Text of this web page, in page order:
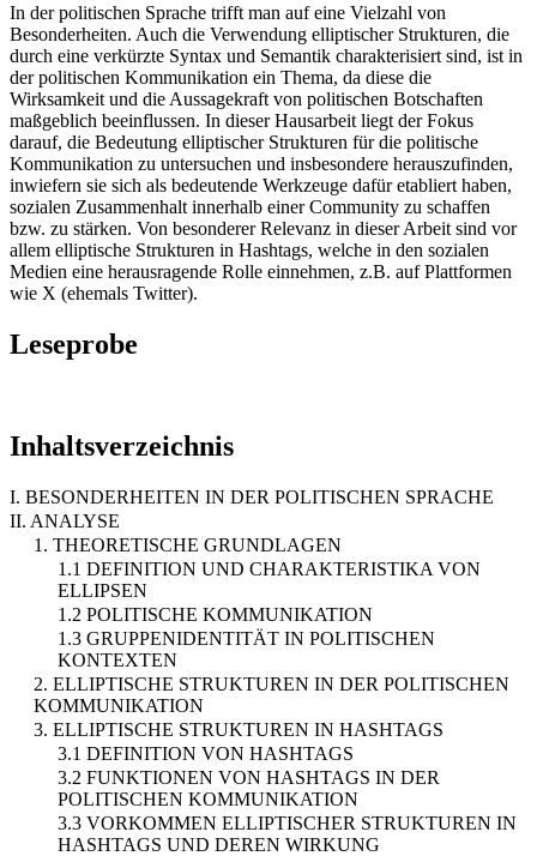
In der politischen Sprache trifft man auf eine Vielzahl von
Besonderheiten. Auch die Verwendung elliptischer Strukturen, die
durch eine verkürzte Syntax und Semantik charakterisiert sind, ist in
der politischen Kommunikation ein Thema, da diese die
Wirksamkeit und die Aussagekraft von politischen Botschaften
maßgeblich beeinflussen. In dieser Hausarbeit liegt der Fokus
darauf, die Bedeutung elliptischer Strukturen für die politische
Kommunikation zu untersuchen und insbesondere herauszufinden,
inwiefern sie sich als bedeutende Werkzeuge dafür etabliert haben,
sozialen Zusammenhalt innerhalb einer Community zu schaffen
bzw. zu stärken. Von besonderer Relevanz in dieser Arbeit sind vor
allem elliptische Strukturen in Hashtags, welche in den sozialen
Medien eine herausragende Rolle einnehmen, z.B. auf Plattformen
wie X (ehemals Twitter).
Leseprobe
Inhaltsverzeichnis
I. BESONDERHEITEN IN DER POLITISCHEN SPRACHE
II. ANALYSE
1. THEORETISCHE GRUNDLAGEN
1.1 DEFINITION UND CHARAKTERISTIKA VON
ELLIPSEN
1.2 POLITISCHE KOMMUNIKATION
1.3 GRUPPENIDENTITÄT IN POLITISCHEN
KONTEXTEN
2. ELLIPTISCHE STRUKTUREN IN DER POLITISCHEN
KOMMUNIKATION
3. ELLIPTISCHE STRUKTUREN IN HASHTAGS
3.1 DEFINITION VON HASHTAGS
3.2 FUNKTIONEN VON HASHTAGS IN DER
POLITISCHEN KOMMUNIKATION
3.3 VORKOMMEN ELLIPTISCHER STRUKTUREN IN
HASHTAGS UND DEREN WIRKUNG